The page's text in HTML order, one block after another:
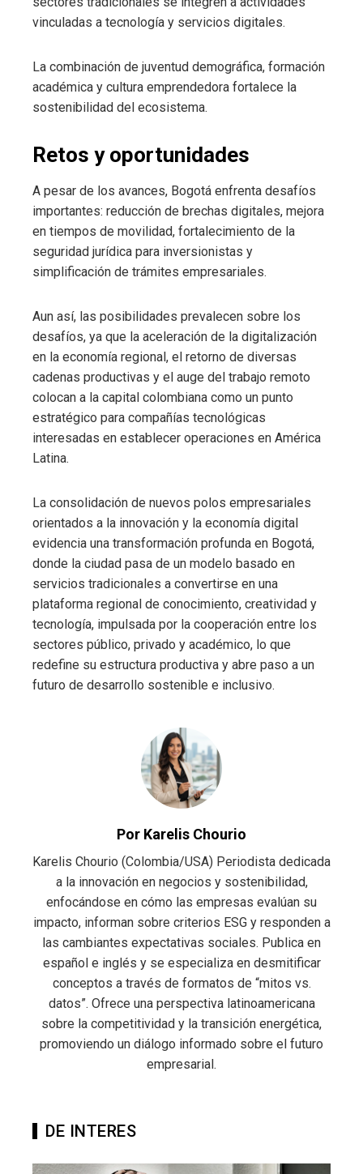
vinculadas a tecnología y servicios digitales.
La combinación de juventud demográfica, formación
académica y cultura emprendedora fortalece la
sostenibilidad del ecosistema.
Retos y oportunidades
A pesar de los avances, Bogotá enfrenta desafíos
importantes: reducción de brechas digitales, mejora
en tiempos de movilidad, fortalecimiento de la
seguridad jurídica para inversionistas y
simplificación de trámites empresariales.
Aun así, las posibilidades prevalecen sobre los
desafíos, ya que la aceleración de la digitalización
en la economía regional, el retorno de diversas
cadenas productivas y el auge del trabajo remoto
colocan a la capital colombiana como un punto
estratégico para compañías tecnológicas
interesadas en establecer operaciones en América
Latina.
La consolidación de nuevos polos empresariales
orientados a la innovación y la economía digital
evidencia una transformación profunda en Bogotá,
donde la ciudad pasa de un modelo basado en
servicios tradicionales a convertirse en una
plataforma regional de conocimiento, creatividad y
tecnología, impulsada por la cooperación entre los
sectores público, privado y académico, lo que
redefine su estructura productiva y abre paso a un
futuro de desarrollo sostenible e inclusivo.
Por Karelis Chourio
Karelis Chourio (Colombia/USA) Periodista dedicada
a la innovación en negocios y sostenibilidad,
enfocándose en cómo las empresas evalúan su
impacto, informan sobre criterios ESG y responden a
las cambiantes expectativas sociales. Publica en
español e inglés y se especializa en desmitificar
conceptos a través de formatos de “mitos vs.
datos”. Ofrece una perspectiva latinoamericana
sobre la competitividad y la transición energética,
promoviendo un diálogo informado sobre el futuro
empresarial.
DE INTERES